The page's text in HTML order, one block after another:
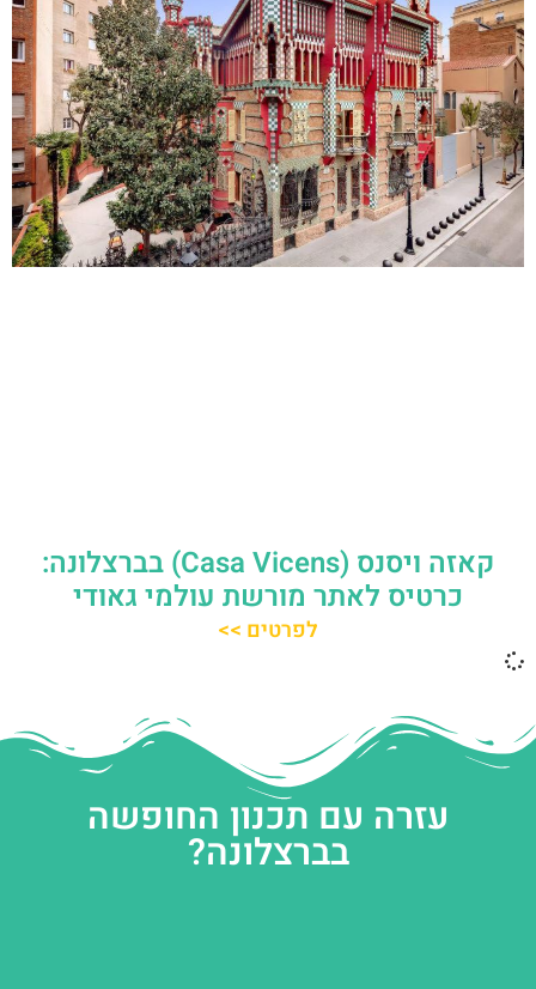
קאזה ויסנס (Casa Vicens) בברצלונה:
כרטיס לאתר מורשת עולמי גאודי
לפרטים >>
עזרה עם תכנון החופשה
בברצלונה?